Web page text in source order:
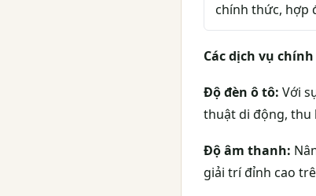
chính thức, hợp
Các dịch vụ
Độ đèn ô tô: Với
thuật di động, thu
Độ âm thanh:
giải trí đỉnh cao